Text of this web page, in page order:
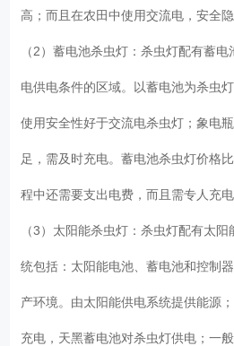
高；而且在农田中使用交流电，安全
（2）蓄电池杀虫灯：杀虫灯配有蓄
电供电条件的区域。以蓄电池为杀虫
使用安全性好于交流电杀虫灯；象电
足，需及时充电。蓄电池杀虫灯价格
程中还需要支出电费，而且需专人充
（3）太阳能杀虫灯：杀虫灯配有太
统包括：太阳能电池、蓄电池和控制
产环境。由太阳能供电系统提供能源
充电，天黑蓄电池对杀虫灯供电；一